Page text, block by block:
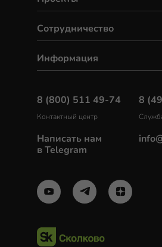
Сотрудничество
Информация
8 (800) 511 49-74
Контактный центр
Написать нам
в Telegram
8